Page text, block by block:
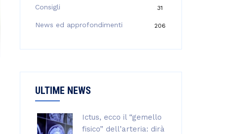
Consigli 31
News ed approfondimenti 206
ULTIME NEWS
Ictus, ecco il “gemello
fisico” dell’arteria: dirà